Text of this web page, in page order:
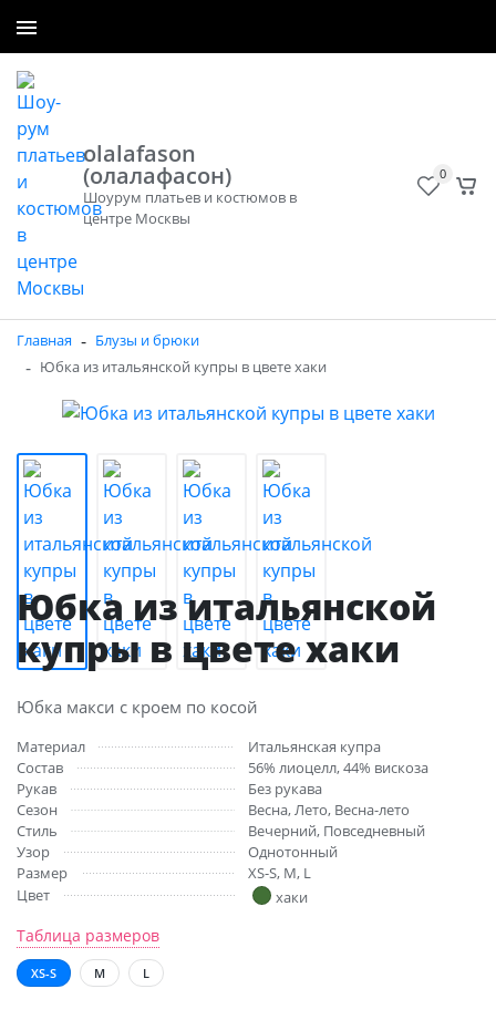
olalafason
(олалафасон)
Шоурум платьев и костюмов в
центре Москвы
0
Главная - Блузы и брюки
- Юбка из итальянской купры в цвете хаки
Юбка из итальянской
купры в цвете хаки
Юбка макси с кроем по косой
Материал
Итальянская купра
Состав
56% лиоцелл, 44% вискоза
Рукав
Без рукава
Сезон
Весна, Лето, Весна-лето
Стиль
Вечерний, Повседневный
Узор
Однотонный
Размер
XS-S, M, L
Цвет
хаки
Таблица размеров
XS-S M L